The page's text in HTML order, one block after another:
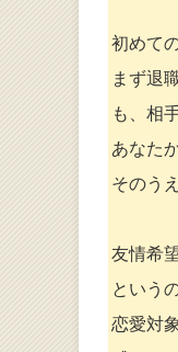
初めて
まず退
も、相
あなた
そのう
友情希
という
恋愛対